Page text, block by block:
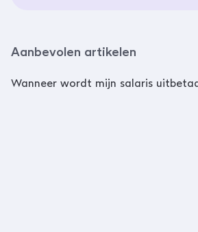
Aanbevolen artikelen
Wanneer wordt mijn salaris